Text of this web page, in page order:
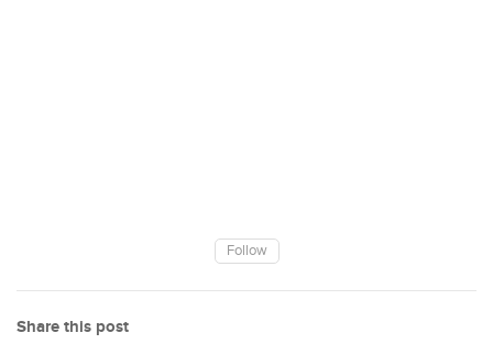
Follow
Share this post